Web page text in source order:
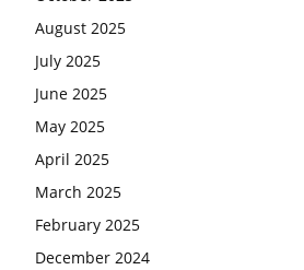
August 2025
July 2025
June 2025
May 2025
April 2025
March 2025
February 2025
December 2024